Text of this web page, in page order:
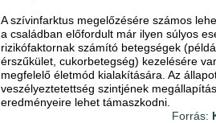
A szívinfarktus megelőzésére számos
a családban előfordult már ilyen súlyos
rizikófaktornak számító betegségek
érszűkület, cukorbetegség) kezelésére
megfelelő életmód kialakítására. Az
veszélyeztetettség szintjének
eredményeire lehet támaszkodni.
Forrás: